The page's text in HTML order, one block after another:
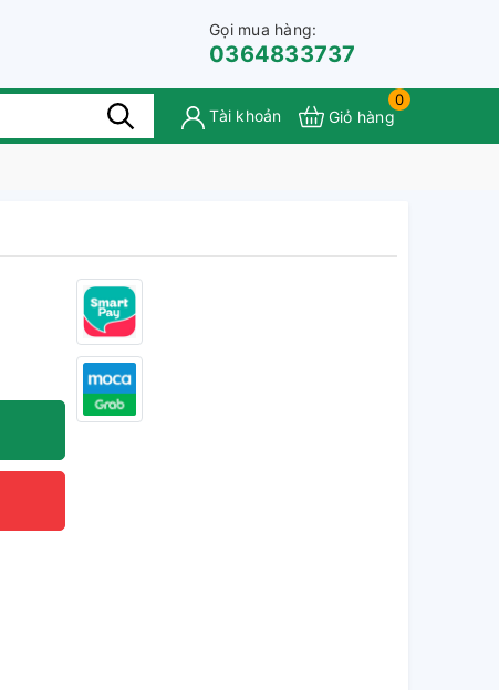
Gọi mua hàng:
0364833737
Tài khoản
0
Giỏ hàng